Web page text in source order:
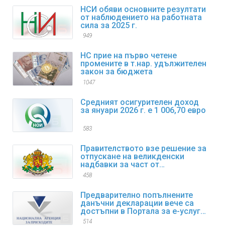
НСИ обяви основните резултати
от наблюдението на работната
сила за 2025 г.
949
НС прие на първо четене
промените в т.нар. удължителен
закон за бюджета
1047
Средният осигурителен доход
за януари 2026 г. е 1 006,70 евро
583
Правителството взе решение за
отпускане на великденски
надбавки за част от
пенсионерите
458
Предварително попълнените
данъчни декларации вече са
достъпни в Портала за е-услуги
на НАП
514